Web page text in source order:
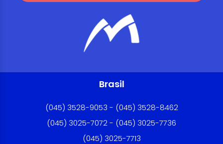
Brasil
(045) 3528-9053 - (045) 3528-8462
(045) 3025-7072 - (045) 3025-7736
(045) 3025-7713